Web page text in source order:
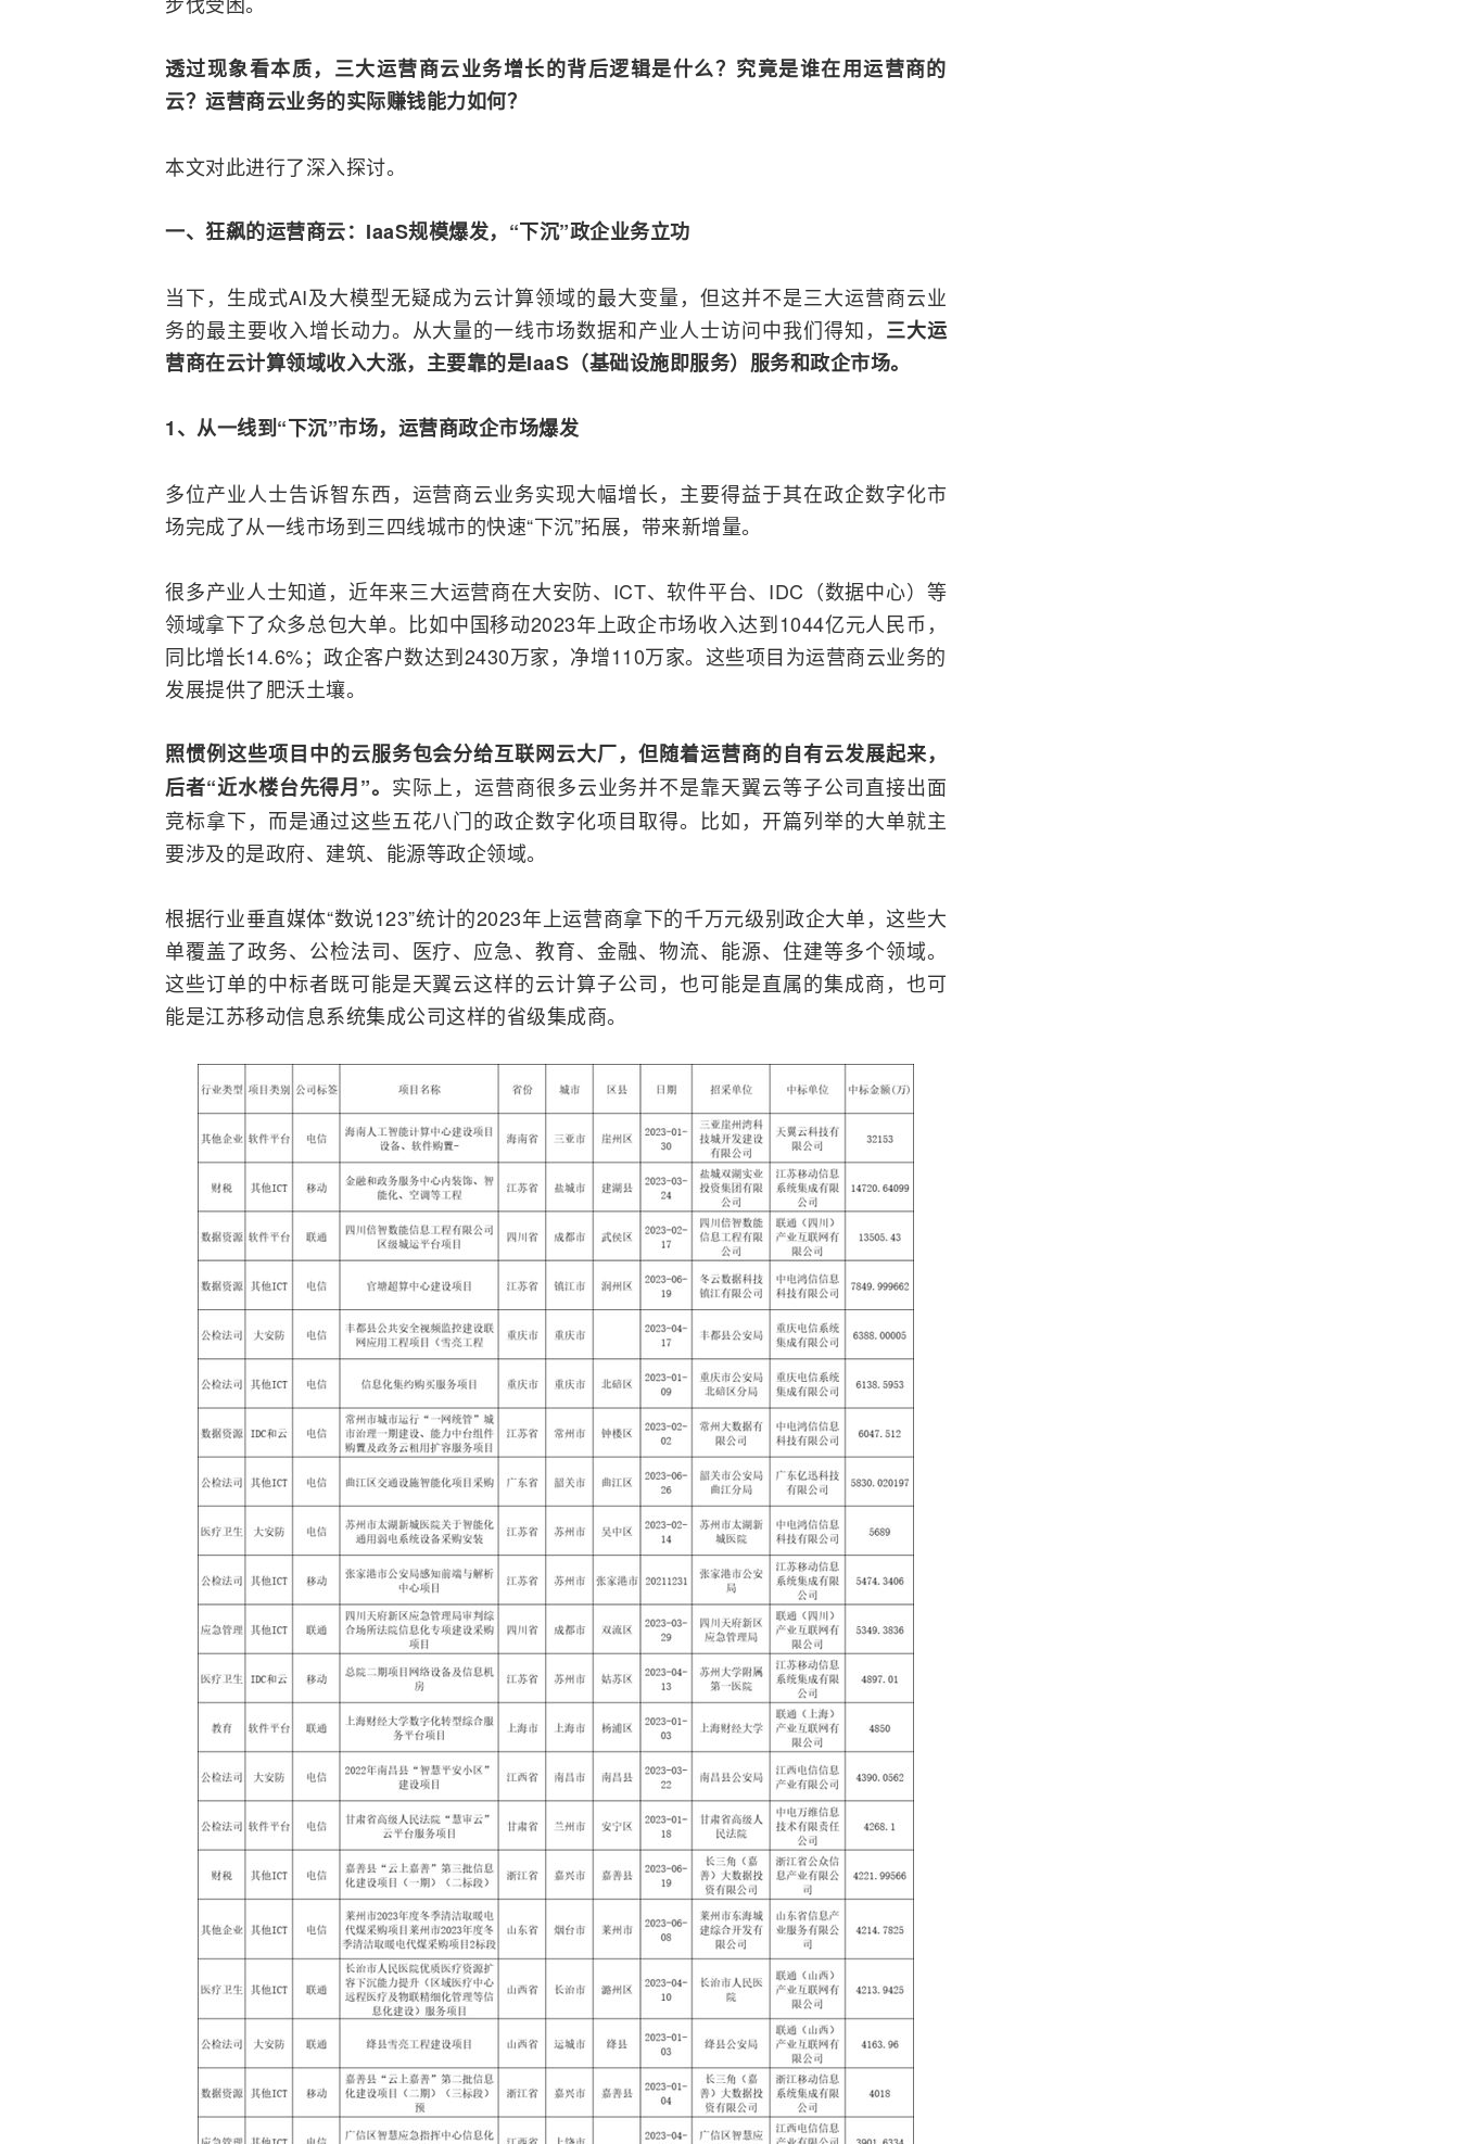
透过现象看本质，三大运营商云业务增长的背后逻辑是什么？究竟是谁在用运营商的
云？运营商云业务的实际赚钱能力如何？
本文对此进行了深入探讨。
一、狂飙的运营商云：IaaS规模爆发，“下沉”政企业务立功
当下，生成式AI及大模型无疑成为云计算领域的最大变量，但这并不是三大运营商云业
务的最主要收入增长动力。从大量的一线市场数据和产业人士访问中我们得知， 三大运
营商在云计算领域收入大涨，主要靠的是IaaS（基础设施即服务）服务和政企市场。
1、从一线到“下沉”市场，运营商政企市场爆发
多位产业人士告诉智东西，运营商云业务实现大幅增长，主要得益于其在政企数字化市
场完成了从一线市场到三四线城市的快速“下沉”拓展，带来新增量。
很多产业人士知道，近年来三大运营商在大安防、 ICT、软件平台、IDC（数据中心）等
领域拿下了众多总包大单。比如中国移动2023年上政企市场收入达到1044亿元人民币，
同比增长14.6%；政企客户数达到2430万家，净增110万家。这些项目为运营商云业务的
发展提供了肥沃土壤。
照惯例这些项目中的云服务包会分给互联网云大厂，但随着运营商的自有云发展起来，
后者“近水楼台先得月”。 实际上，运营商很多云业务并不是靠天翼云等子公司直接出面
竞标拿下，而是通过这些五花八门的政企数字化项目取得。比如，开篇列举的大单就主
要涉及的是政府、建筑、能源等政企领域。
根据行业垂直媒体“数说123”统计的2023年上运营商拿下的千万元级别政企大单，这些大
单覆盖了政务、公检法司、医疗、应急、教育、金融、物流、能源、住建等多个领域。
这些订单的中标者既可能是天翼云这样的云计算子公司，也可能是直属的集成商，也可
能是江苏移动信息系统集成公司这样的省级集成商。